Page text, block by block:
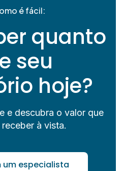
é fácil:
quanto
seu
hoje?
e descubra o valor que
à vista.
um especialista